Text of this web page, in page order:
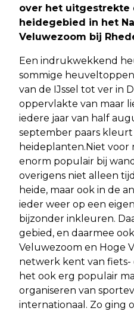
over het uitgestrekte
heidegebied in het
Veluwezoom bij
Een indrukwekkend
sommige
van de IJssel tot ver in
oppervlakte van maar
iedere jaar van half
september paars
heideplanten.Niet voor
enorm populair bij
overigens niet alleen
heide, maar ook in de
ieder weer op een
bijzonder inkleuren.
gebied, en daarmee
Veluwezoom en Hoge
netwerk kent van fiets-
het ook erg populair
organiseren van
internationaal. Zo ging